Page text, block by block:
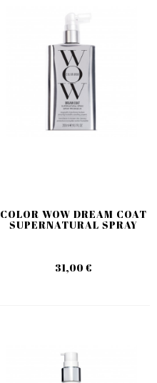
COLOR WOW DREAM COAT
SUPERNATURAL SPRAY
31,00 €